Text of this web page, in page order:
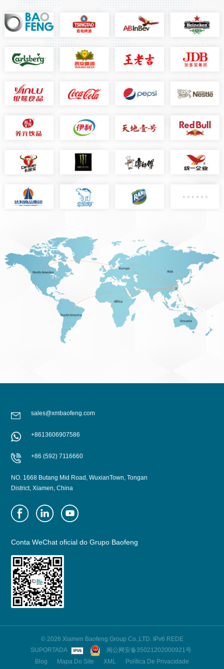
sales@xmbaofeng.com
+8613606907586
+86 (592) 7116660
NO. 1668 Butang Mid Road, WuxianTown, Tongan
District, Xiamen, China
Conta WeChat oficial do Grupo Baofeng
© 2026 Xiamen Baofeng Group Co.,LTD. IPv6 REDE
SUPORTADA
闽公网安备35021202000921号
Blog
Mapa Do Site XML Política De Privacidade